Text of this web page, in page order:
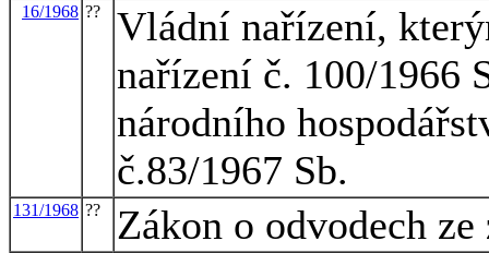
16/1968 ??
Vládní nařízení,
nařízení č. 100/1966
národního
č.83/1967 Sb.
131/1968 ?? Zákon o odvodech